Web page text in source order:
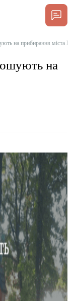
на прибирання міста
на